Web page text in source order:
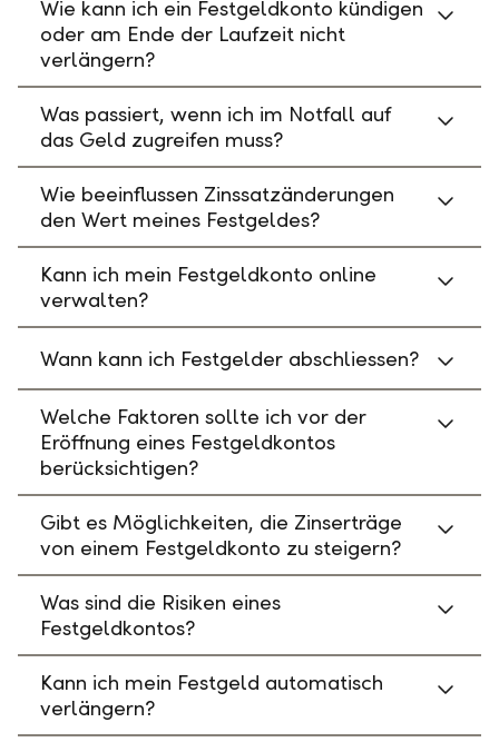
Wie kann ich ein Festgeldkonto kündigen
oder am Ende der Laufzeit nicht
verlängern?
Was passiert, wenn ich im Notfall auf
das Geld zugreifen muss?
Wie beeinflussen Zinssatzänderungen
den Wert meines Festgeldes?
Kann ich mein Festgeldkonto online
verwalten?
Wann kann ich Festgelder abschliessen?
Welche Faktoren sollte ich vor der
Eröffnung eines Festgeldkontos
berücksichtigen?
Gibt es Möglichkeiten, die Zinserträge
von einem Festgeldkonto zu steigern?
Was sind die Risiken eines
Festgeldkontos?
Kann ich mein Festgeld automatisch
verlängern?